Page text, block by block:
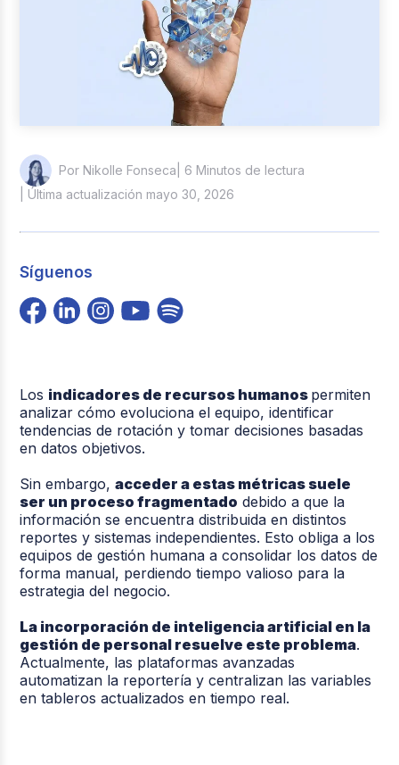
Por Nikolle Fonseca | 6 Minutos de lectura
| Última actualización mayo 30, 2026
Síguenos
Los indicadores de recursos humanos permiten
analizar cómo evoluciona el equipo, identificar
tendencias de rotación y tomar decisiones basadas
en datos objetivos.
Sin embargo,acceder a estas métricas suele
ser un proceso fragmentado debido a que la
información se encuentra distribuida en distintos
reportes y sistemas independientes. Esto obliga a los
equipos de gestión humana a consolidar los datos de
forma manual, perdiendo tiempo valioso para la
estrategia del negocio.
La incorporación de inteligencia artificial en la
gestión de personal resuelve este problema.
Actualmente, las plataformas avanzadas
automatizan la reportería y centralizan las variables
en tableros actualizados en tiempo real.